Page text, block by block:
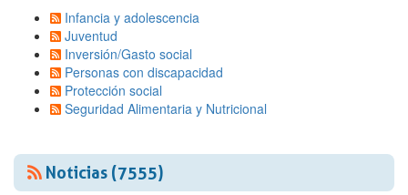
Infancia y adolescencia
Juventud
Inversión/Gasto social
Personas con discapacidad
Protección social
Seguridad Alimentaria y Nutricional
Noticias (7555)